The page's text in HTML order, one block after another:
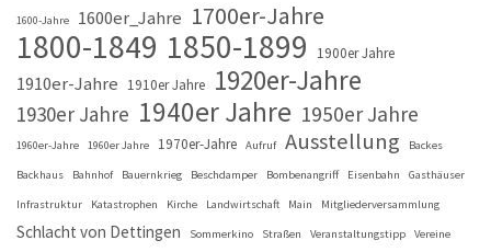
1600-Jahre 1600er_Jahre 1700er-Jahre
1800-1849 1850-1899 1900er Jahre
1910er-Jahre 1910er Jahre 1920er-Jahre
1930er Jahre 1940er Jahre 1950er Jahre
1960er-Jahre 1960er Jahre 1970er-Jahre Aufruf Ausstellung Backes
Backhaus Bahnhof Bauernkrieg Beschdamper Bombenangriff Eisenbahn Gasthäuser
Infrastruktur Katastrophen Kirche Landwirtschaft Main Mitgliederversammlung
Schlacht von Dettingen Sommerkino Straßen Veranstaltungstipp Vereine